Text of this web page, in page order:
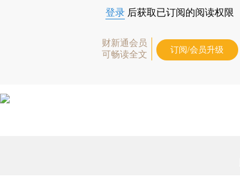
登录 后获取已订阅的阅读权限
财新通会员
可畅读全文
订阅/会员升级